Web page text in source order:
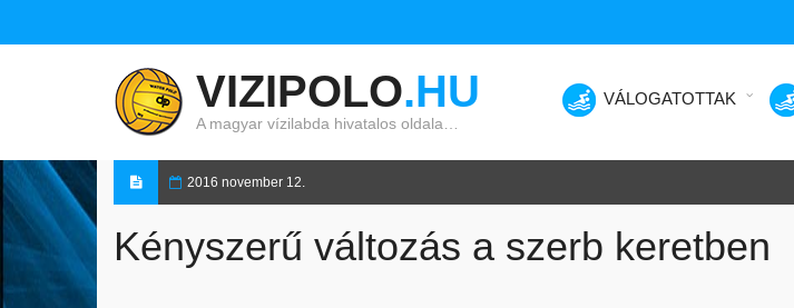
VIZIPOLO.HU
A magyar vízilabda hivatalos oldala…
VÁLOGATOTTAK
2016 november 12.
Kényszerű változás a szerb keretben